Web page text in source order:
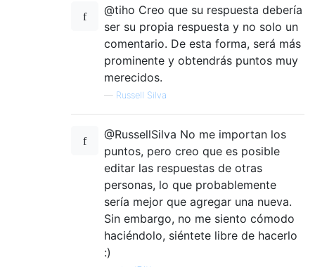
@tiho Creo que su respuesta debería
ser su propia respuesta y no solo un
comentario. De esta forma, será más
prominente y obtendrás puntos muy
merecidos.
— Russell Silva
@RussellSilva No me importan los
puntos, pero creo que es posible
editar las respuestas de otras
personas, lo que probablemente
sería mejor que agregar una nueva.
Sin embargo, no me siento cómodo
haciéndolo, siéntete libre de hacerlo
:)